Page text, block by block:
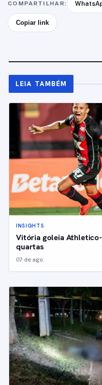
COMPARTILHAR:
Copiar link
LEIA TAMBÉM
INSIGHTS
Vitória goleia Athletico-
quartas
07 de ago.